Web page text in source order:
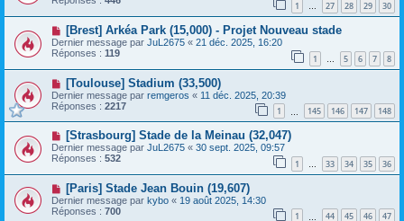
1 … 27 28 29 30
[Brest] Arkéa Park (15,000) - Projet Nouveau stade
Dernier message par JuL2675 « 21 déc. 2025, 16:20
Réponses : 119 1 … 5 6 7 8
[Toulouse] Stadium (33,500)
Dernier message par remgeros « 11 déc. 2025, 20:39
Réponses : 2217 1 145 146 147 148
[Strasbourg] Stade de la Meinau (32,047)
Dernier message par JuL2675 « 30 sept. 2025, 09:57
Réponses : 532 1 … 33 34 35 36
[Paris] Stade Jean Bouin (19,607)
Dernier message par kybo « 19 août 2025, 14:30
Réponses : 700 1 44 45 46 47